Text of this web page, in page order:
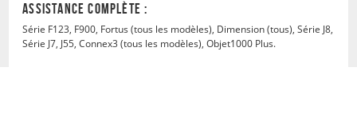
ASSISTANCE COMPLÈTE :
Série F123, F900, Fortus (tous les modèles), Dimension (tous), Série J8,
Série J7, J55, Connex3 (tous les modèles), Objet1000 Plus.